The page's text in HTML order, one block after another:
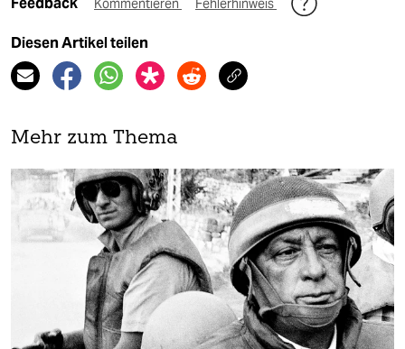
Feedback Kommentieren Fehlerhinweis
Diesen Artikel teilen
Mehr zum Thema